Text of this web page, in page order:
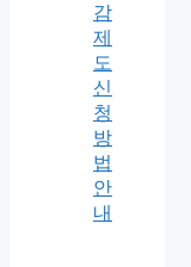
감
제
도
신
청
방
법
안
내